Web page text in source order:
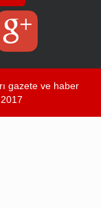
gazete ve haber